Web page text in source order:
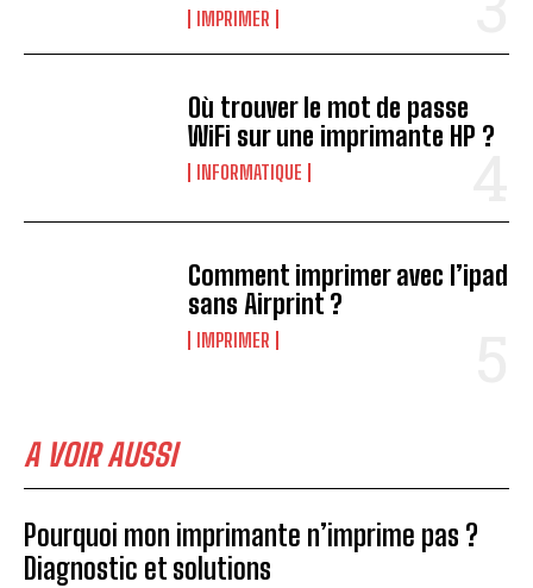
IMPRIMER
Où trouver le mot de passe
WiFi sur une imprimante HP ?
INFORMATIQUE
Comment imprimer avec l’ipad
sans Airprint ?
IMPRIMER
A VOIR AUSSI
Pourquoi mon imprimante n’imprime pas ?
Diagnostic et solutions